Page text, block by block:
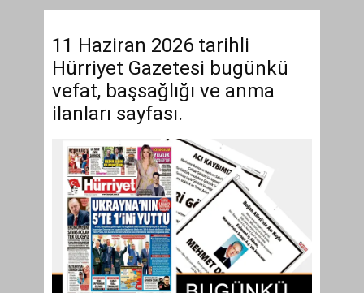
11 Haziran 2026 tarihli
Hürriyet Gazetesi bugünkü
vefat, başsağlığı ve anma
ilanları sayfası.